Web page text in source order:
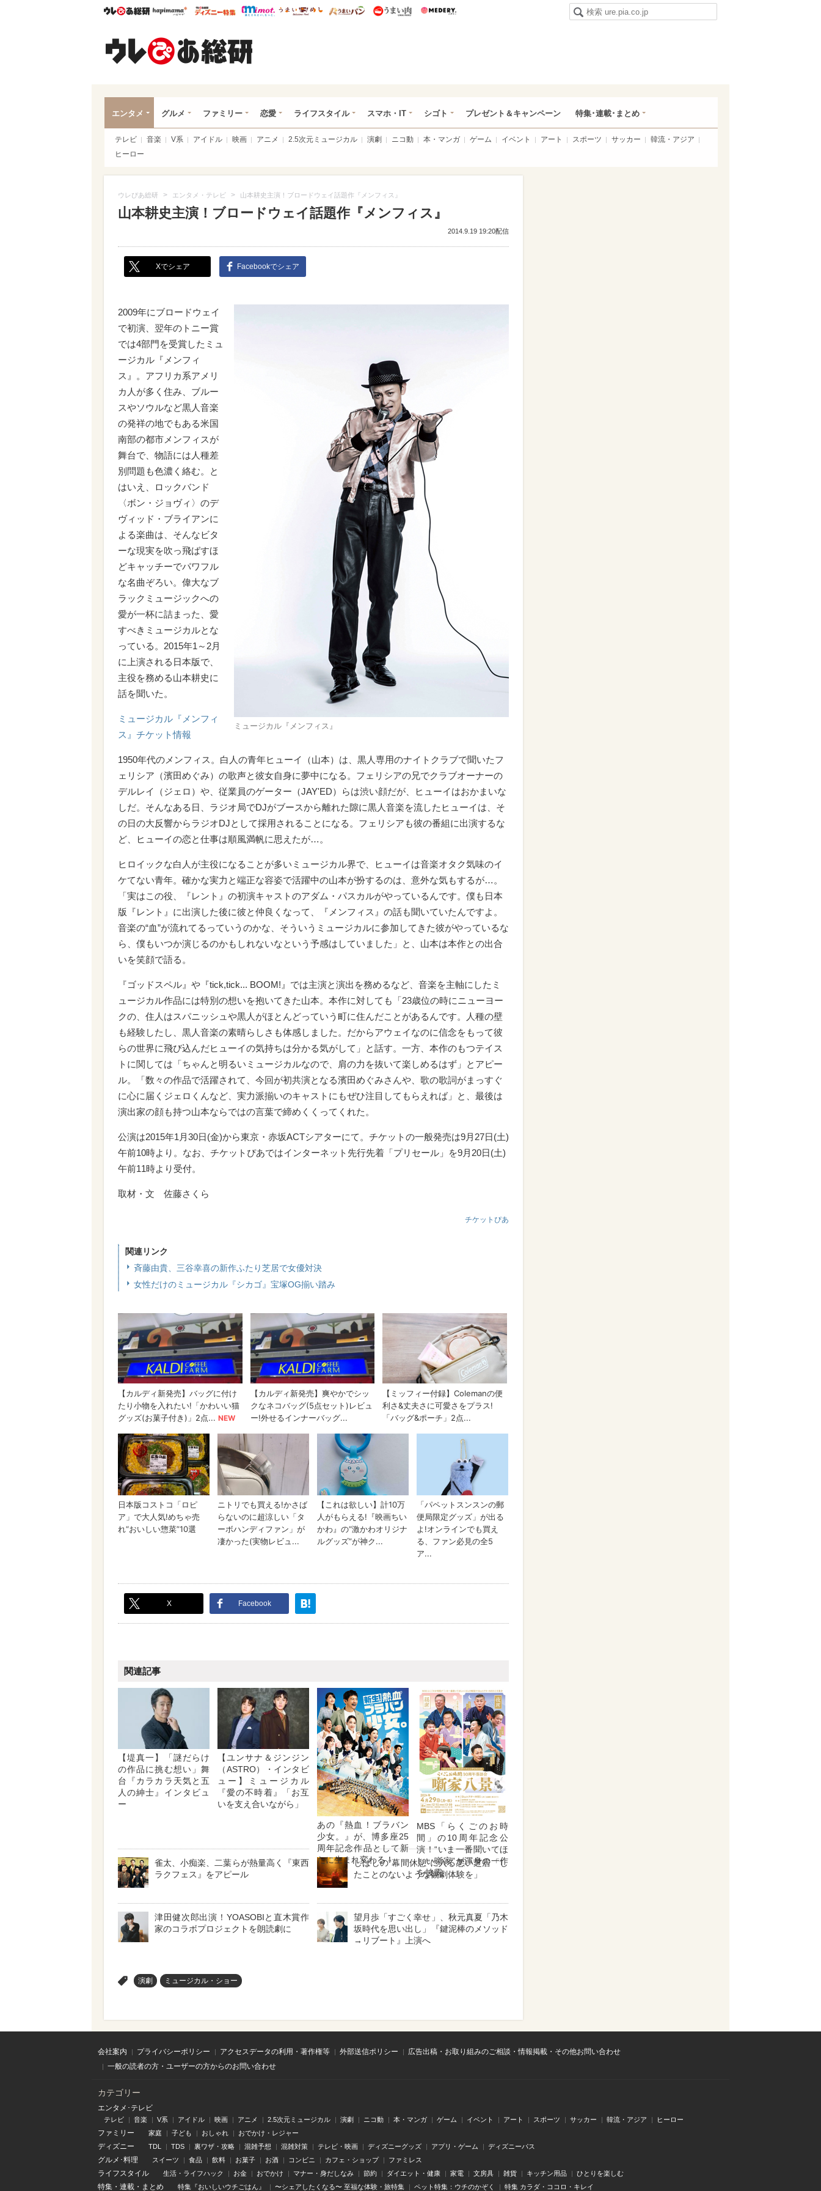
ウレぴあ総研ハピママ* ウレぴあ総研 ディズニー特集
mimot. うまいめし うまいパン うまい肉
エンタメ グルメ ファミリー 恋愛 ライフスタイル スマホ・IT シゴト プレゼント＆キャンペーン 特集･連載･まとめ
テレビ 音楽 V系 アイドル 映画 アニメ 2.5次元ミュージカル 演劇 ニコ動 本・マンガ ゲーム イベント アート スポーツ サッカー
韓流・アジア
ヒーロー
ウレぴあ総研 > エンタメ・テレビ > 山本耕史主演！ブロードウェイ話題作『メンフィス』
山本耕史主演！ブロードウェイ話題作『メンフィス』
2014.9.19 19:20配信
Xでシェア Facebookでシェア
ミュージカル『メンフィス』
2009年にブロードウェイ
で初演、翌年のトニー賞
では4部門を受賞したミュ
ージカル『メンフィ
ス』。アフリカ系アメリ
カ人が多く住み、ブルー
スやソウルなど黒人音楽
の発祥の地でもある米国
南部の都市メンフィスが
舞台で、物語には人種差
別問題も色濃く絡む。と
はいえ、ロックバンド
〈ボン・ジョヴィ〉のデ
ヴィッド・ブライアンに
よる楽曲は、そんなビタ
ーな現実を吹っ飛ばすほ
どキャッチーでパワフル
な名曲ぞろい。偉大なブ
ラックミュージックへの
愛が一杯に詰まった、愛
すべきミュージカルとな
っている。2015年1～2月
に上演される日本版で、
主役を務める山本耕史に
話を聞いた。
ミュージカル『メンフィ
ス』チケット情報
1950年代のメンフィス。白人の青年ヒューイ（山本）は、黒人専用のナイトクラブで聞いたフ
ェリシア（濱田めぐみ）の歌声と彼女自身に夢中になる。フェリシアの兄でクラブオーナーの
デルレイ（ジェロ）や、従業員のゲーター（JAY'ED）らは渋い顔だが、ヒューイはおかまいな
しだ。そんなある日、ラジオ局でDJがブースから離れた隙に黒人音楽を流したヒューイは、そ
の日の大反響からラジオDJとして採用されることになる。フェリシアも彼の番組に出演するな
ど、ヒューイの恋と仕事は順風満帆に思えたが…。
ヒロイックな白人が主役になることが多いミュージカル界で、ヒューイは音楽オタク気味のイ
ケてない青年。確かな実力と端正な容姿で活躍中の山本が扮するのは、意外な気もするが…。
「実はこの役、『レント』の初演キャストのアダム・パスカルがやっているんです。僕も日本
版『レント』に出演した後に彼と仲良くなって、『メンフィス』の話も聞いていたんですよ。
音楽の“血”が流れてるっていうのかな、そういうミュージカルに参加してきた彼がやっているな
ら、僕もいつか演じるのかもしれないなという予感はしていました」と、山本は本作との出合
いを笑顔で語る。
『ゴッドスペル』や『tick,tick... BOOM!』では主演と演出を務めるなど、音楽を主軸にしたミ
ュージカル作品には特別の想いを抱いてきた山本。本作に対しても「23歳位の時にニューヨー
クの、住人はスパニッシュや黒人がほとんどっていう町に住んだことがあるんです。人種の壁
も経験したし、黒人音楽の素晴らしさも体感しました。だからアウェイなのに信念をもって彼
らの世界に飛び込んだヒューイの気持ちは分かる気がして」と話す。一方、本作のもつテイス
トに関しては「ちゃんと明るいミュージカルなので、肩の力を抜いて楽しめるはず」とアピー
ル。「数々の作品で活躍されて、今回が初共演となる濱田めぐみさんや、歌の歌詞がまっすぐ
に心に届くジェロくんなど、実力派揃いのキャストにもぜひ注目してもらえれば」と、最後は
演出家の顔も持つ山本ならではの言葉で締めくくってくれた。
公演は2015年1月30日(金)から東京・赤坂ACTシアターにて。チケットの一般発売は9月27日(土)
午前10時より。なお、チケットぴあではインターネット先行先着「プリセール」を9月20日(土)
午前11時より受付。
取材・文 佐藤さくら
チケットぴあ
関連リンク
斉藤由貴、三谷幸喜の新作ふたり芝居で女優対決
女性だけのミュージカル『シカゴ』宝塚OG揃い踏み
X Facebook
関連記事
【堤真一】「謎だらけ
の作品に挑む想い」舞
台『カラカラ天気と五
人の紳士』インタビュ
ー
【ユンサナ＆ジンジン
（ASTRO）・インタビ
ュー】ミュージカル
『愛の不時着』「お互
いを支え合いながら」
あの『熱血！ブラバン
少女。』が、博多座25
周年記念作品として新
たに生まれ変わる！
MBS「らくごのお時
間」の10周年記念公
演！“いま一番聞いてほ
しい噺家”が渾身の一作
を披露
雀太、小痴楽、二葉らが熱量高く『東西
ラクフェス』をアピール
しばしの“幕間休憩”に入る悪い芝居「し
たことのないような観劇体験を」
津田健次郎出演！YOASOBIと直木賞作
家のコラボプロジェクトを朗読劇に
望月歩「すごく幸せ」、秋元真夏「乃木
坂時代を思い出し」『鍵泥棒のメソッド
→リブート』上演へ
演劇 ミュージカル・ショー
会社案内 プライバシーポリシー アクセスデータの利用・著作権等 外部送信ポリシー
広告出稿・お取り組みのご相談・情報掲載・その他お問い合わせ
一般の読者の方・ユーザーの方からのお問い合わせ
カテゴリー
エンタメ･テレビ
テレビ 音楽 V系 アイドル 映画 アニメ 2.5次元ミュージカル 演劇 ニコ動 本・マンガ ゲーム イベント アート スポーツ サッカー 韓流・アジア ヒーロー
ファミリー 家庭 子ども おしゃれ おでかけ・レジャー
ディズニー TDL TDS 裏ワザ・攻略 混雑予想 混雑対策 テレビ・映画 ディズニーグッズ アプリ・ゲーム ディズニーパス
グルメ･料理 スイーツ 食品 飲料 お菓子 お酒 コンビニ カフェ・ショップ ファミレス
ライフスタイル 生活・ライフハック お金 おでかけ マナー・身だしなみ 節約 ダイエット・健康 家電 文房具 雑貨 キッチン用品 ひとりを楽しむ
特集 ・ 連載 ・ まとめ 特集『おいしいウチごはん』 〜シェアしたくなる〜 至福な体験・旅特集 ペット特集：ウチのかぞく 特集 カラダ・ココロ・キレイ